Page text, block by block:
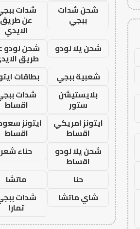
شحن شدات
ببجي
شدات
عن طريق
الايدي
شحن يلا لودو
شحن لودو
طريق
شعبية ببجي
بطاقات
بلايستيشن
ستور
شدات
اقساط
ايتونز امريكي
اقساط
ايتونز
اقساط
شحن يلا لودو
اقساط
حناء شعر
حنا
ماتشا
شاي ماتشا
شدات
تمارا